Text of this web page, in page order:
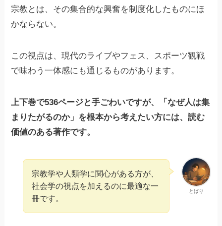
宗教とは、その集合的な興奮を制度化したものにほ
かならない。
この視点は、現代のライブやフェス、スポーツ観戦
で味わう一体感にも通じるものがあります。
上下巻で536ページと手ごわいですが、「なぜ人は集
まりたがるのか」を根本から考えたい方には、読む
価値のある著作です。
とばり
宗教学や人類学に関心がある方が、
社会学の視点を加えるのに最適な一
冊です。